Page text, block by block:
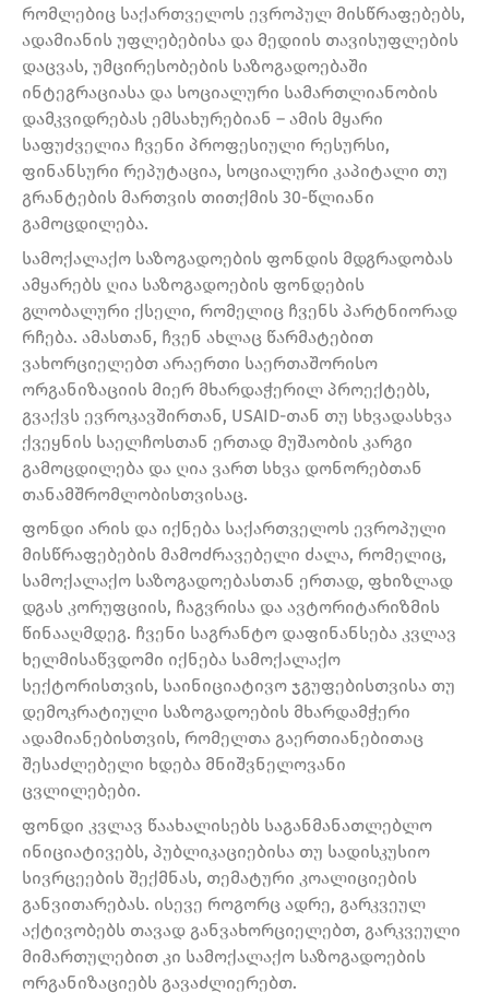
რომლებიც საქართველოს ევროპულ მისწრაფებებს,
ადამიანის უფლებებისა და მედიის თავისუფლების
დაცვას, უმცირესობების საზოგადოებაში
ინტეგრაციასა და სოციალური სამართლიანობის
დამკვიდრებას ემსახურებიან – ამის მყარი
საფუძველია ჩვენი პროფესიული რესურსი,
ფინანსური რეპუტაცია, სოციალური კაპიტალი თუ
გრანტების მართვის თითქმის 30-წლიანი
გამოცდილება.
სამოქალაქო საზოგადოების ფონდის მდგრადობას
ამყარებს ღია საზოგადოების ფონდების
გლობალური ქსელი, რომელიც ჩვენს პარტნიორად
რჩება. ამასთან, ჩვენ ახლაც წარმატებით
ვახორციელებთ არაერთი საერთაშორისო
ორგანიზაციის მიერ მხარდაჭერილ პროექტებს,
გვაქვს ევროკავშირთან, USAID-თან თუ სხვადასხვა
ქვეყნის საელჩოსთან ერთად მუშაობის კარგი
გამოცდილება და ღია ვართ სხვა დონორებთან
თანამშრომლობისთვისაც.
ფონდი არის და იქნება საქართველოს ევროპული
მისწრაფებების მამოძრავებელი ძალა, რომელიც,
სამოქალაქო საზოგადოებასთან ერთად, ფხიზლად
დგას კორუფციის, ჩაგვრისა და ავტორიტარიზმის
წინააღმდეგ. ჩვენი საგრანტო დაფინანსება კვლავ
ხელმისაწვდომი იქნება სამოქალაქო
სექტორისთვის, საინიციატივო ჯგუფებისთვისა თუ
დემოკრატიული საზოგადოების მხარდამჭერი
ადამიანებისთვის, რომელთა გაერთიანებითაც
შესაძლებელი ხდება მნიშვნელოვანი
ცვლილებები.
ფონდი კვლავ წაახალისებს საგანმანათლებლო
ინიციატივებს, პუბლიკაციებისა თუ სადისკუსიო
სივრცეების შექმნას, თემატური კოალიციების
განვითარებას. ისევე როგორც ადრე, გარკვეულ
აქტივობებს თავად განვახორციელებთ, გარკვეული
მიმართულებით კი სამოქალაქო საზოგადოების
ორგანიზაციებს გავაძლიერებთ.